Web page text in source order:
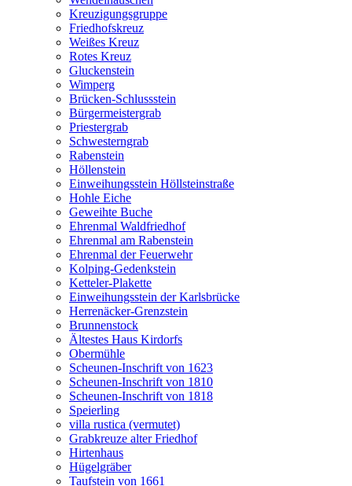
Kreuzigungsgruppe
Friedhofskreuz
Weißes Kreuz
Rotes Kreuz
Gluckenstein
Wimperg
Brücken-Schlussstein
Bürgermeistergrab
Priestergrab
Schwesterngrab
Rabenstein
Höllenstein
Einweihungsstein Höllsteinstraße
Hohle Eiche
Geweihte Buche
Ehrenmal Waldfriedhof
Ehrenmal am Rabenstein
Ehrenmal der Feuerwehr
Kolping-Gedenkstein
Ketteler-Plakette
Einweihungsstein der Karlsbrücke
Herrenäcker-Grenzstein
Brunnenstock
Ältestes Haus Kirdorfs
Obermühle
Scheunen-Inschrift von 1623
Scheunen-Inschrift von 1810
Scheunen-Inschrift von 1818
Speierling
villa rustica (vermutet)
Grabkreuze alter Friedhof
Hirtenhaus
Hügelgräber
Taufstein von 1661